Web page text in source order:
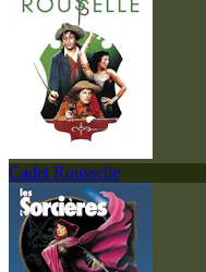
Cadet Rousselle